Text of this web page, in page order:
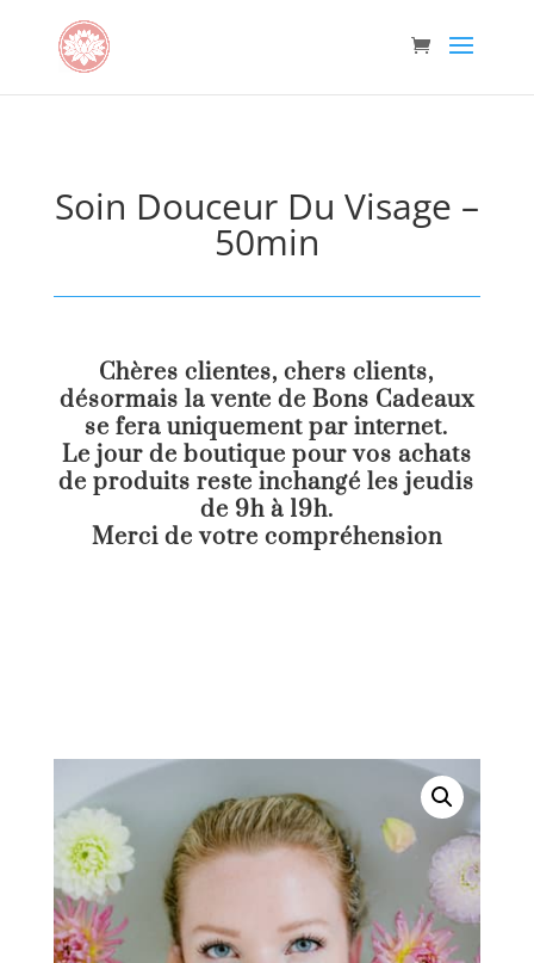
Soin Douceur Du Visage –
50min
Chères clientes, chers clients,
désormais la vente de Bons Cadeaux
se fera uniquement par internet.
Le jour de boutique pour vos achats
de produits reste inchangé les jeudis
de 9h à 19h.
Merci de votre compréhension